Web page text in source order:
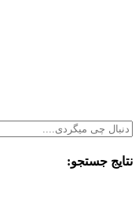
نتایج جستجو: